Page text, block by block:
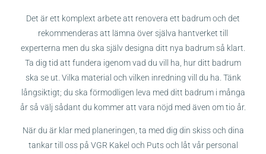
Det är ett komplext arbete att renovera ett badrum och det
rekommenderas att lämna över själva hantverket till
experterna men du ska själv designa ditt nya badrum så klart.
Ta dig tid att fundera igenom vad du vill ha, hur ditt badrum
ska se ut. Vilka material och vilken inredning vill du ha. Tänk
långsiktigt; du ska förmodligen leva med ditt badrum i många
år så välj sådant du kommer att vara nöjd med även om tio år.
När du är klar med planeringen, ta med dig din skiss och dina
tankar till oss på VGR Kakel och Puts och låt vår personal